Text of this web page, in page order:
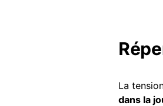
La
dans la